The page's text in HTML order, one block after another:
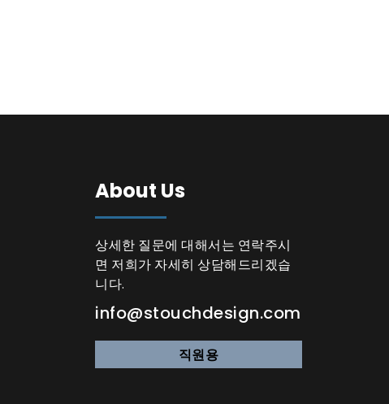
About Us
상세한 질문에 대해서는 연락주시
면 저희가 자세히 상담해드리겠습
니다.
info@stouchdesign.com
직원용